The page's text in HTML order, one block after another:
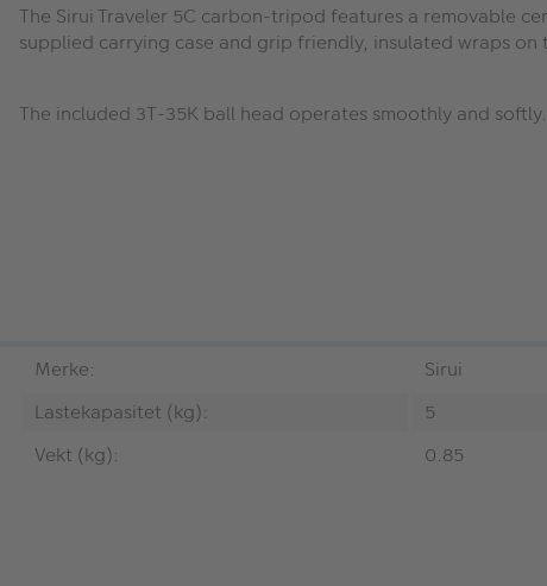
The Sirui Traveler 5C carbon-tripod features a removable
supplied carrying case and grip friendly, insulated wraps
The included 3T-35K ball head operates smoothly and
Merke:
Sirui
Lastekapasitet (kg):
5
Vekt (kg):
0.85